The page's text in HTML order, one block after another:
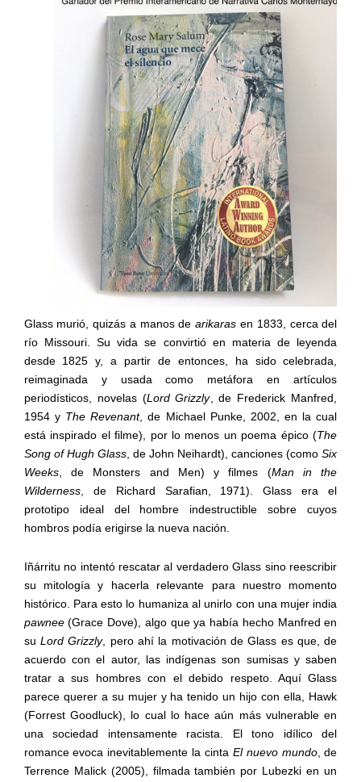
Glass murió, quizás a manos dearikaras en 1833, cerca del
río Missouri. Su vida se convirtió en materia de leyenda
desde 1825 y, a partir de entonces, ha sido celebrada,
reimaginada y usada como metáfora en artículos
periodísticos, novelas (Lord Grizzly, de Frederick Manfred,
1954 y The Revenant, de Michael Punke, 2002, en la cual
está inspirado el filme), por lo menos un poema épico (The
Song of Hugh Glass, de John Neihardt), canciones (comoSix
Weeks, de Monsters and Men) y filmes (Man in the
Wilderness, de Richard Sarafian, 1971). Glass era el
prototipo ideal del hombre indestructible sobre cuyos
hombros podía erigirse la nueva nación.
Iñárritu no intentó rescatar al verdadero Glass sino reescribir
su mitología y hacerla relevante para nuestro momento
histórico. Para esto lo humaniza al unirlo con una mujer india
pawnee(Grace Dove), algo que ya había hecho Manfred en
su Lord Grizzly, pero ahí la motivación de Glass es que, de
acuerdo con el autor, las indígenas son sumisas y saben
tratar a sus hombres con el debido respeto. Aquí Glass
parece querer a su mujer y ha tenido un hijo con ella, Hawk
(Forrest Goodluck), lo cual lo hace aún más vulnerable en
una sociedad intensamente racista. El tono idílico del
romance evoca inevitablemente la cinta El nuevo mundo, de
Terrence Malick (2005), filmada también por Lubezki en un